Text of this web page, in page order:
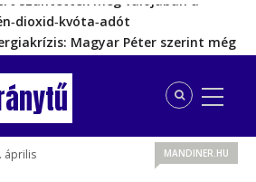
Magyar Péter szerint még
nem lehet…
enklávét elárasztják a
érkező migránsok
Bence: Magyar Péter gőzerővel
ki a tanároknak tett…
Péter rendkívüli bejelentést tett,
krízishelyzet jöhet…
április
MANDINER.HU